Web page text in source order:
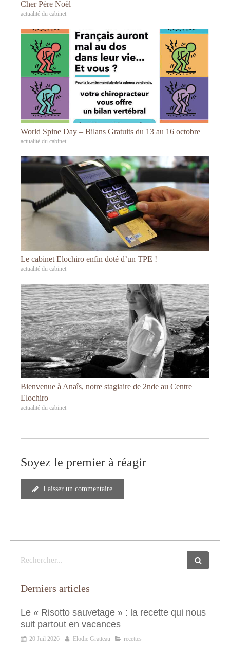
Cher Père Noël
actualité du cabinet
World Spine Day – Bilans Gratuits du 13 au 16 octobre
actualité du cabinet
Le cabinet Elochiro enfin doté d’un TPE !
actualité du cabinet
Bienvenue à Anaîs, notre stagiaire de 2nde au Centre
Elochiro
actualité du cabinet
Soyez le premier à réagir
Laisser un commentaire
Rechercher
Derniers articles
Le « Risotto sauvetage » : la recette qui nous
suit partout en vacances
20 Juil 2026 Elodie Gratteau recettes